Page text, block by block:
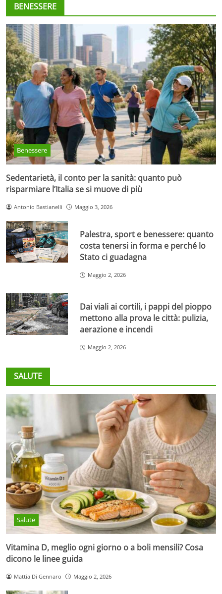
BENESSERE
Benessere
Sedentarietà, il conto per la sanità: quanto può
risparmiare l’Italia se si muove di più
Antonio Bastianelli Maggio 3, 2026
Palestra, sport e benessere: quanto
costa tenersi in forma e perché lo
Stato ci guadagna
Maggio 2, 2026
Dai viali ai cortili, i pappi del pioppo
mettono alla prova le città: pulizia,
aerazione e incendi
Maggio 2, 2026
SALUTE
Salute
Vitamina D, meglio ogni giorno o a boli mensili? Cosa
dicono le linee guida
Mattia Di Gennaro Maggio 2, 2026